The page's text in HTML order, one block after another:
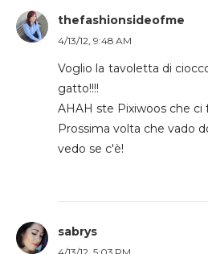
thefashionsideofme
4/13/12, 9:48 AM
Voglio la tavoletta di
gatto!!!!
AHAH ste Pixiwoos che ci
Prossima volta che vado
vedo se c'è!
sabrys
4/13/12, 5:03 PM